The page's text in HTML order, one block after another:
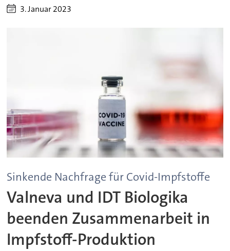
3. Januar 2023
Sinkende Nachfrage für Covid-Impfstoffe
Valneva und IDT Biologika
beenden Zusammenarbeit in
Impfstoff-Produktion